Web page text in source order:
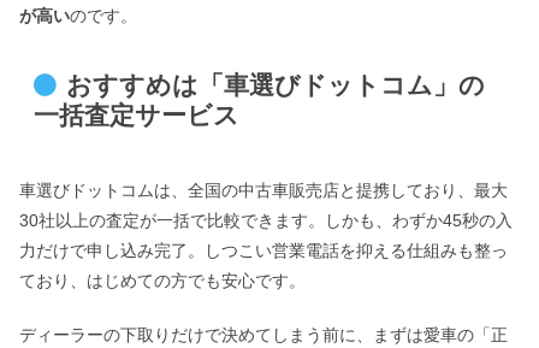
が高いのです。
おすすめは「車選びドットコム」の
一括査定サービス
車選びドットコムは、全国の中古車販売店と提携しており、最大
30社以上の査定が一括で比較できます。しかも、わずか45秒の入
力だけで申し込み完了。しつこい営業電話を抑える仕組みも整っ
ており、はじめての方でも安心です。
ディーラーの下取りだけで決めてしまう前に、まずは愛車の「正